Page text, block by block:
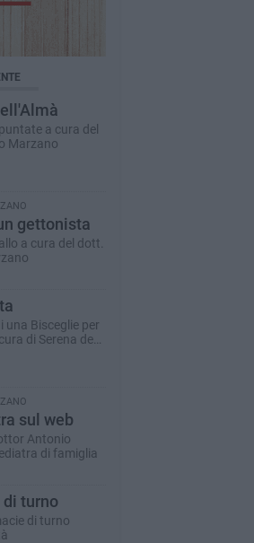
a cura del
Marzano
gettonista
a cura del dott.
una Bisceglie per
di Serena de
sul web
Antonio
di famiglia
di turno
di turno